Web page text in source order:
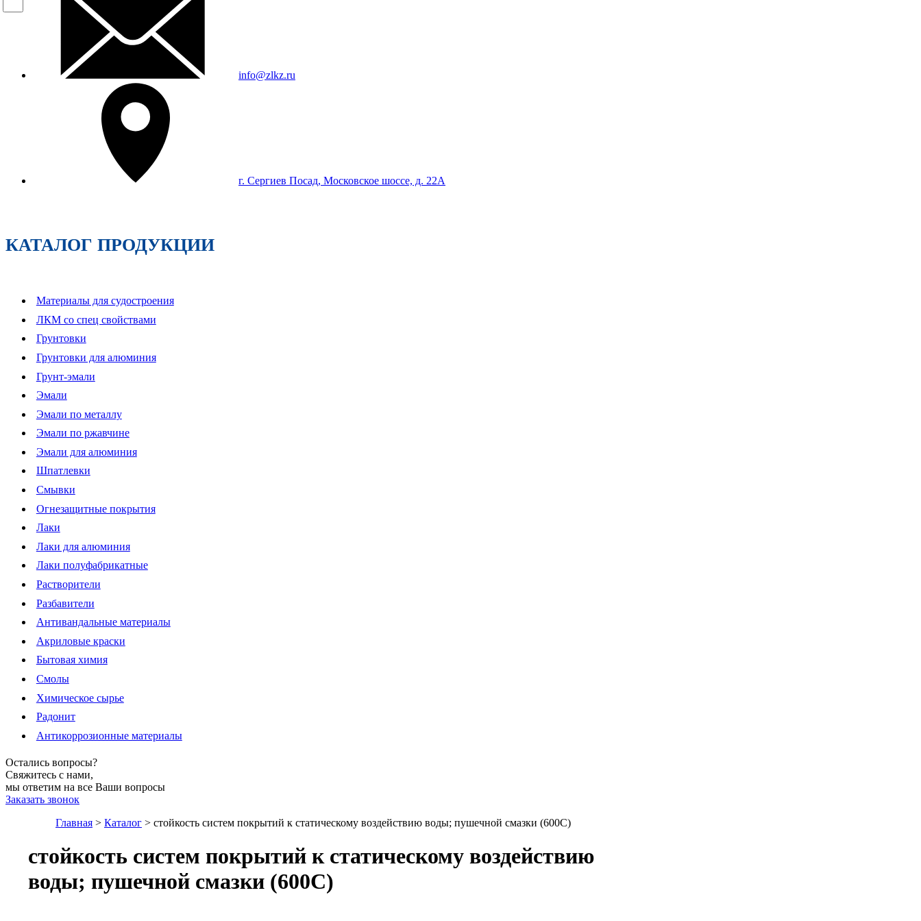
info@zlkz.ru
г. Сергиев Посад, Московское шоссе, д. 22А
КАТАЛОГ ПРОДУКЦИИ
Материалы для судостроения
ЛКМ со спец свойствами
Грунтовки
Грунтовки для алюминия
Грунт-эмали
Эмали
Эмали по металлу
Эмали по ржавчине
Эмали для алюминия
Шпатлевки
Смывки
Огнезащитные покрытия
Лаки
Лаки для алюминия
Лаки полуфабрикатные
Растворители
Разбавители
Антивандальные материалы
Акриловые краски
Бытовая химия
Смолы
Химическое сырье
Радонит
Антикоррозионные материалы
Остались вопросы?
Свяжитесь с нами,
мы ответим на все Ваши вопросы
Заказать звонок
Главная > Каталог > стойкость систем покрытий к статическому воздействию воды; пушечной смазки (600С)
стойкость систем покрытий к статическому воздействию
воды; пушечной смазки (600С)